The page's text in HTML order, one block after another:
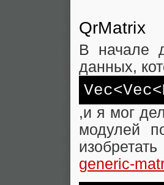
QrMatrix
В начале
данных,
,и я мог
модулей
generic-